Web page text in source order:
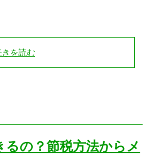
きを読む
の？節税方法からメ